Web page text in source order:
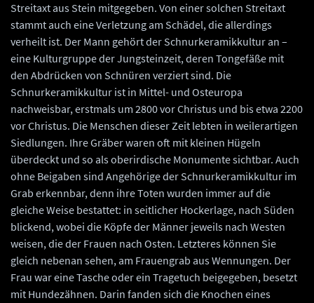
Streitaxt aus Stein mitgegeben. Von einer solchen Streitaxt
stammt auch eine Verletzung am Schädel, die allerdings
verheilt ist. Der Mann gehört der Schnurkeramikkultur an –
eine Kulturgruppe der Jungsteinzeit, deren Tongefäße mit
den Abdrücken von Schnüren verziert sind. Die
Schnurkeramikkultur ist in Mittel- und Osteuropa
nachweisbar, erstmals um 2800 vor Christus und bis etwa 2200
vor Christus. Die Menschen dieser Zeit lebten in weilerartigen
Siedlungen. Ihre Gräber waren oft mit kleinen Hügeln
überdeckt und so als oberirdische Monumente sichtbar. Auch
ohne Beigaben sind Angehörige der Schnurkeramikkultur im
Grab erkennbar, denn ihre Toten wurden immer auf die
gleiche Weise bestattet: in seitlicher Hockerlage, nach Süden
blickend, wobei die Köpfe der Männer jeweils nach Westen
weisen, die der Frauen nach Osten. Letzteres können Sie
gleich nebenan sehen, am Frauengrab aus Wennungen. Der
Frau war eine Tasche oder ein Tragetuch beigegeben, besetzt
mit Hundezähnen. Darin fanden sich die Knochen eines